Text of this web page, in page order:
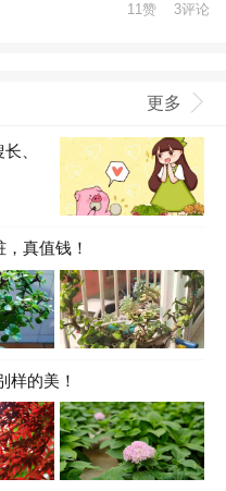
11赞 3评论
更多
、
真值钱！
样的美！